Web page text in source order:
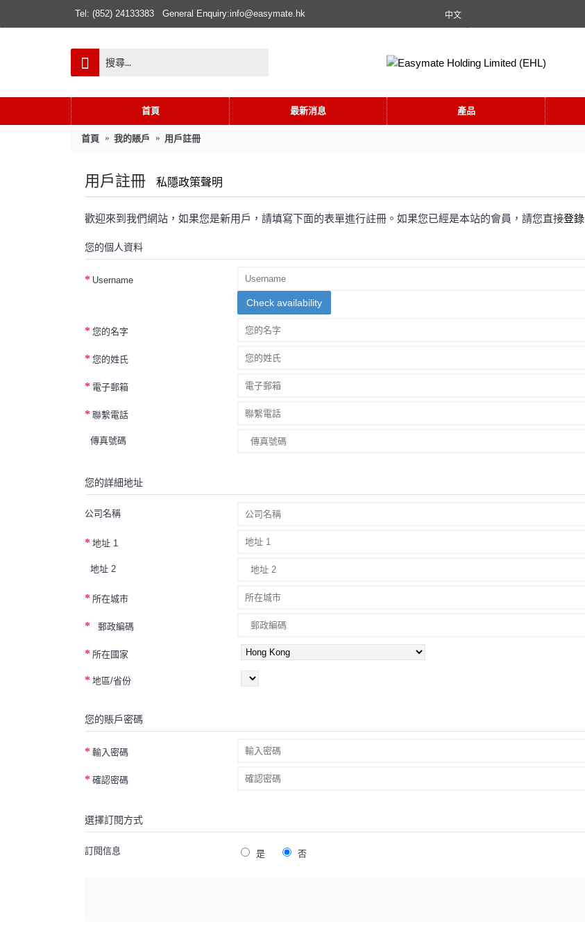
Tel: (852) 24133383 General Enquiry:info@easymate.hk 中文
首頁 最新消息 產品
首頁 我的賬戶 用戶註冊
用戶註冊 私隱政策聲明
歡迎來到我們網站，如果您是新用戶，請填寫下面的表單進行註冊。如果您已經是本站的會員，請您直接登錄
您的個人資料
Username
Check availability
您的名字
您的姓氏
電子郵箱
聯繫電話
傳真號碼
您的詳細地址
公司名稱
地址 1
地址 2
所在城市
郵政編碼
所在國家
地區/省份
您的賬戶密碼
輸入密碼
確認密碼
選擇訂閱方式
訂閱信息 是 否